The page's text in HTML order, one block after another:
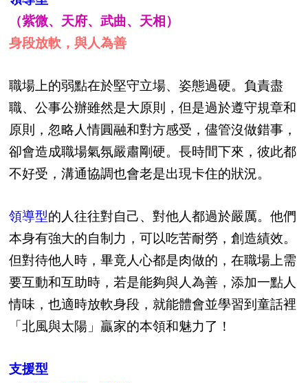
（紫微、天府、武曲、天相）
身段放軟，與人為善
職場上的弱點在於堅守立場、姿態過硬。負責盡
職、公事公辦雖然是大原則，但是過於遵守規章和
原則，忽略人情圓融和對方感受，儘管沒做錯事，
卻會造成職場氣氛嚴肅剛硬。長時間下來，彼此都
不好受，溝通協調也會老是出現卡住的狀況。
領導型的人往往對自己、對他人都過於嚴厲。他們
本身有強大的自制力，可以吃苦耐勞，創造績效。
但對待他人時，畢竟人心都是肉做的，在職場上需
要互動和互助時，若是能夠與人為善，添加一點人
情味，也適時放軟身段，就能體會並學習到童話裡
「北風與太陽」贏家的本領和魅力了！
支援型